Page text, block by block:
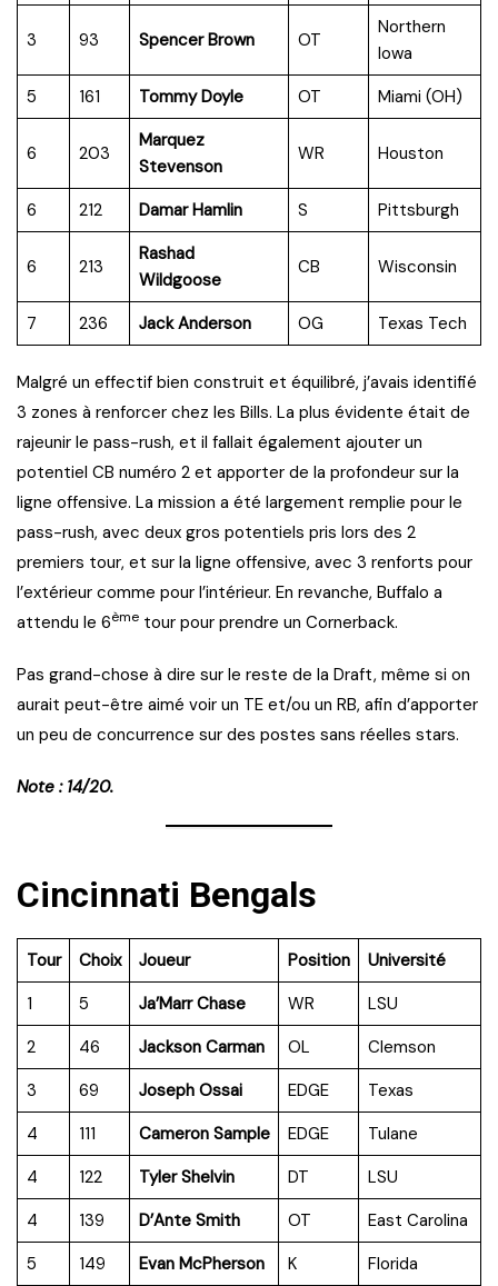
3 93 Spencer Brown OT
Northern
Iowa
5
161 Tommy Doyle OT Miami (OH)
6 203
Marquez
Stevenson
WR Houston
6 212 Damar Hamlin S Pittsburgh
6 213
Rashad
Wildgoose
CB Wisconsin
7 236 Jack Anderson OG Texas Tech
Malgré un effectif bien construit et équilibré, j’avais identifié
3 zones à renforcer chez les Bills. La plus évidente était de
rajeunir le pass-rush, et il fallait également ajouter un
potentiel CB numéro 2 et apporter de la profondeur sur la
ligne offensive. La mission a été largement remplie pour le
pass-rush, avec deux gros potentiels pris lors des 2
premiers tour, et sur la ligne offensive, avec 3 renforts pour
l’extérieur comme pour l’intérieur. En revanche, Buffalo a
attendu le 6ème tour pour prendre un Cornerback.
Pas grand-chose à dire sur le reste de la Draft, même si on
aurait peut-être aimé voir un TE et/ou un RB, afin d’apporter
un peu de concurrence sur des postes sans réelles stars.
Note : 14/20.
Cincinnati Bengals
Tour Choix Joueur Position
Université
1
5 Ja’Marr Chase WR
LSU
2
46 Jackson Carman OL
Clemson
3
69 Joseph Ossai EDGE
Texas
4
111 Cameron Sample EDGE
Tulane
4
122 Tyler Shelvin DT
LSU
4
139 D’Ante Smith OT
East Carolina
5
149 Evan McPherson K Florida